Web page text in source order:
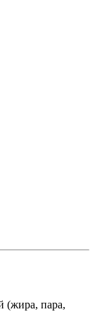
(жира, пара,